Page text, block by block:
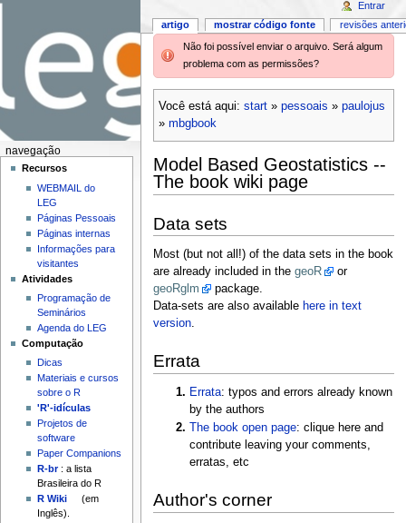
Não foi possível enviar o arquivo. Será algum
problema com as permissões?
Você está aqui: start» pessoais » paulojus
» mbgbook
Model Based Geostatistics --
The book wiki page
Data sets
Most (but not all!) of the data sets in the book
are already included in the geoR
or
geoRglm
package.
Data-sets are also available here in text
version.
Errata
Errata: typos and errors already known
by the authors
The book open page: clique here and
contribute leaving your comments,
erratas, etc
Author's corner
artigo mostrar código fonte revisões
Entrar
navegação
Recursos
WEBMAIL do
LEG
Páginas Pessoais
Páginas internas
Informações para
visitantes
Atividades
Programação de
Seminários
Agenda do LEG
Computação
Dicas
Materiais e cursos
sobre o R
'R'-idículas
Projetos de
software
Paper Companions
R-br: a lista
Brasileira do R
R Wiki
(em
Inglês).